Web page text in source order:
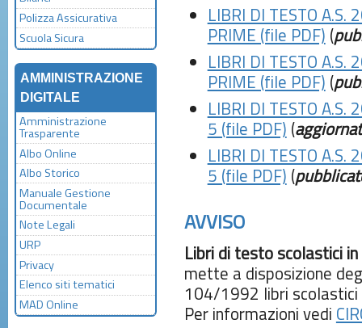
Polizza Assicurativa
Scuola Sicura
AMMINISTRAZIONE
DIGITALE
Amministrazione
Trasparente
Albo Online
Albo Storico
Manuale Gestione
Documentale
Note Legali
URP
Privacy
Elenco siti tematici
MAD Online
LIBRI DI TESTO A.S.
PRIME (file PDF) (
LIBRI DI TESTO A.S.
PRIME (file PDF) (
LIBRI DI TESTO
5 (file PDF) (
LIBRI DI TESTO A.S.
5 (file PDF) (
AVVISO
Libri di testo scolastici
mette a disposizione
104/1992 libri
Per informazioni vedi